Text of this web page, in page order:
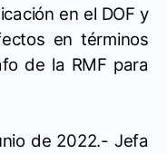
en el DOF y
en términos
de la RMF para
de 2022.- Jefa